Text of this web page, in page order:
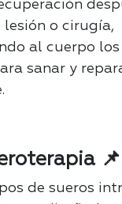
lesión o cirugía,
al cuerpo
sanar y
📌
de sueros